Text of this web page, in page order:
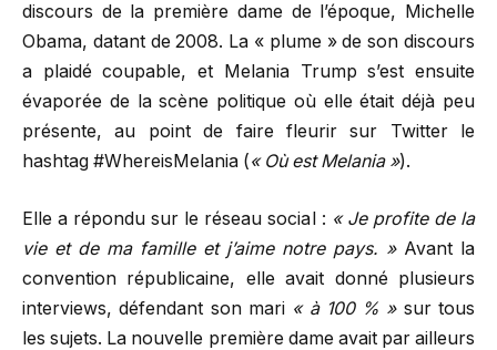
discours de la première dame de l’époque, Michelle
Obama, datant de 2008. La « plume » de son discours
a plaidé coupable, et Melania Trump s’est ensuite
évaporée de la scène politique où elle était déjà peu
présente, au point de faire fleurir sur Twitter le
hashtag #WhereisMelania (« Où est Melania »).
Elle a répondu sur le réseau social : « Je profite de la
vie et de ma famille et j’aime notre pays. »Avant la
convention républicaine, elle avait donné plusieurs
interviews, défendant son mari « à 100 % »sur tous
les sujets. La nouvelle première dame avait par ailleurs